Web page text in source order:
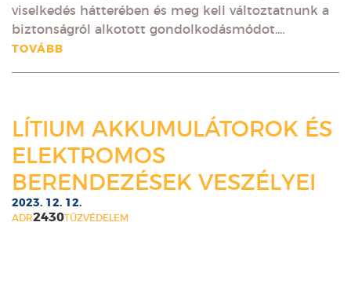
viselkedés hátterében és meg kell változtatnunk a
biztonságról alkotott gondolkodásmódot.…
TOVÁBB
LÍTIUM AKKUMULÁTOROK ÉS
ELEKTROMOS
BERENDEZÉSEK VESZÉLYEI
2023. 12. 12.
ADR2430TŰZVÉDELEM